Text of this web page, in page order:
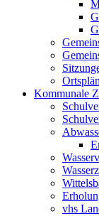
Kommunale
vhs